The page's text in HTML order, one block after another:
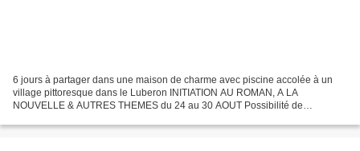
6 jours à partager dans une maison de charme avec piscine accolée à un
village pittoresque dans le Luberon INITIATION AU ROMAN, A LA
NOUVELLE & AUTRES THEMES du 24 au 30 AOUT Possibilité de